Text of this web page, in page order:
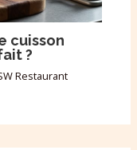
cuisson
?
Restaurant